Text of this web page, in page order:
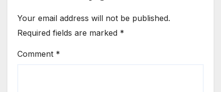
Your email address will not be published.
Required fields are marked *
Comment *